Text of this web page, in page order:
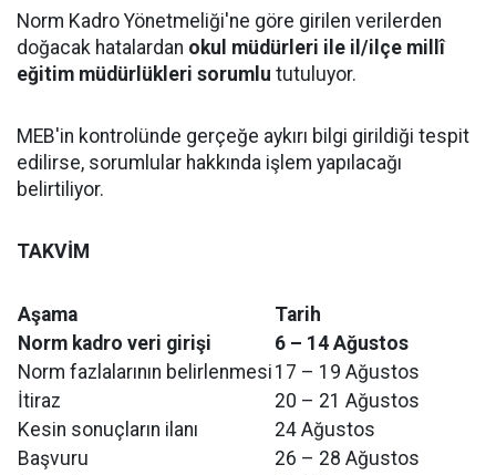
Norm Kadro Yönetmeliği'ne göre girilen verilerden
doğacak hatalardan okul müdürleri ile il/ilçe millî
eğitim müdürlükleri sorumlu tutuluyor.
MEB'in kontrolünde gerçeğe aykırı bilgi girildiği tespit
edilirse, sorumlular hakkında işlem yapılacağı
belirtiliyor.
TAKVİM
Aşama
Tarih
Norm kadro veri girişi
6 – 14 Ağustos
Norm fazlalarının belirlenmesi 17 – 19 Ağustos
İtiraz
20 – 21 Ağustos
Kesin sonuçların ilanı
24 Ağustos
Başvuru
26 – 28 Ağustos